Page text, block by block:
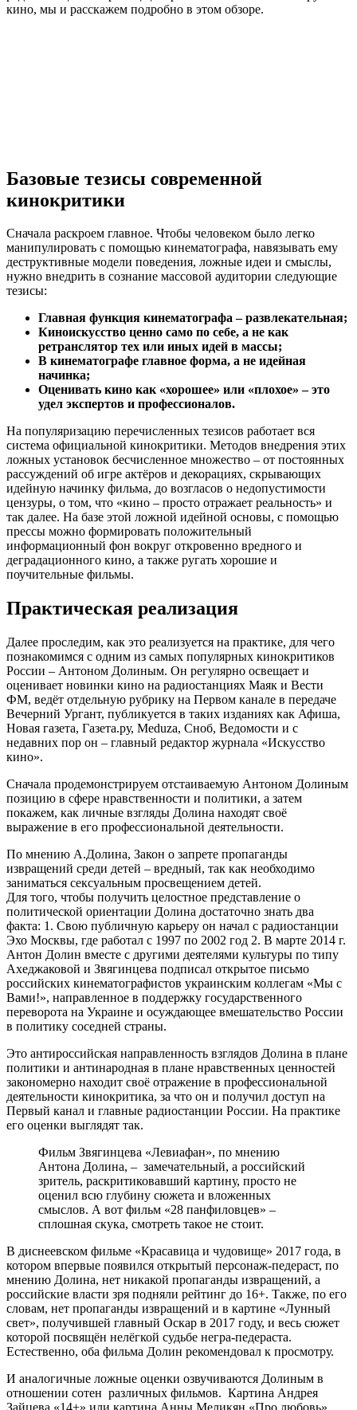
кино, мы и расскажем подробно в этом обзоре.
Базовые тезисы современной
кинокритики
Сначала раскроем главное. Чтобы человеком было легко
манипулировать с помощью кинематографа, навязывать ему
деструктивные модели поведения, ложные идеи и смыслы,
нужно внедрить в сознание массовой аудитории следующие
тезисы:
Главная функция кинематографа – развлекательная;
Киноискусство ценно само по себе, а не как
ретранслятор тех или иных идей в массы;
В кинематографе главное форма, а не идейная
начинка;
Оценивать кино как «хорошее» или «плохое» – это
удел экспертов и профессионалов.
На популяризацию перечисленных тезисов работает вся
система официальной кинокритики. Методов внедрения этих
ложных установок бесчисленное множество – от постоянных
рассуждений об игре актёров и декорациях, скрывающих
идейную начинку фильма, до возгласов о недопустимости
цензуры, о том, что «кино – просто отражает реальность» и
так далее. На базе этой ложной идейной основы, с помощью
прессы можно формировать положительный
информационный фон вокруг откровенно вредного и
деградационного кино, а также ругать хорошие и
поучительные фильмы.
Практическая реализация
Далее проследим, как это реализуется на практике, для чего
познакомимся с одним из самых популярных кинокритиков
России – Антоном Долиным. Он регулярно освещает и
оценивает новинки кино на радиостанциях Маяк и Вести
ФМ, ведёт отдельную рубрику на Первом канале в передаче
Вечерний Ургант, публикуется в таких изданиях как Афиша,
Новая газета, Газета.ру, Meduza, Сноб, Ведомости и с
недавних пор он – главный редактор журнала «Искусство
кино».
Сначала продемонстрируем отстаиваемую Антоном Долиным
позицию в сфере нравственности и политики, а затем
покажем, как личные взгляды Долина находят своё
выражение в его профессиональной деятельности.
По мнению А.Долина, Закон о запрете пропаганды
извращений среди детей – вредный, так как необходимо
заниматься сексуальным просвещением детей.
Для того, чтобы получить целостное представление о
политической ориентации Долина достаточно знать два
факта: 1. Свою публичную карьеру он начал с радиостанции
Эхо Москвы, где работал с 1997 по 2002 год 2. В марте 2014 г.
Антон Долин вместе с другими деятелями культуры по типу
Ахеджаковой и Звягинцева подписал открытое письмо
российских кинематографистов украинским коллегам «Мы с
Вами!», направленное в поддержку государственного
переворота на Украине и осуждающее вмешательство России
в политику соседней страны.
Это антироссийская направленность взглядов Долина в плане
политики и антинародная в плане нравственных ценностей
закономерно находит своё отражение в профессиональной
деятельности кинокритика, за что он и получил доступ на
Первый канал и главные радиостанции России. На практике
его оценки выглядят так.
Фильм Звягинцева «Левиафан», по мнению
Антона Долина, – замечательный, а российский
зритель, раскритиковавший картину, просто не
оценил всю глубину сюжета и вложенных
смыслов. А вот фильм «28 панфиловцев» –
сплошная скука, смотреть такое не стоит.
В диснеевском фильме «Красавица и чудовище» 2017 года, в
котором впервые появился открытый персонаж-педераст, по
мнению Долина, нет никакой пропаганды извращений, а
российские власти зря подняли рейтинг до 16+. Также, по его
словам, нет пропаганды извращений и в картине «Лунный
свет», получившей главный Оскар в 2017 году, и весь сюжет
которой посвящён нелёгкой судьбе негра-педераста.
Естественно, оба фильма Долин рекомендовал к просмотру.
И аналогичные ложные оценки озвучиваются Долиным в
отношении сотен различных фильмов. Картина Андрея